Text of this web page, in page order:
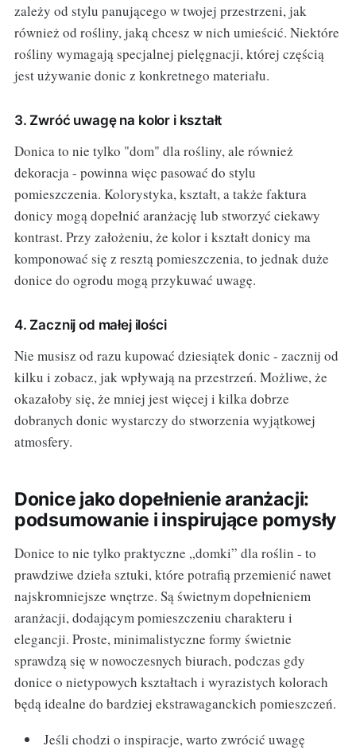
zależy od stylu panującego w twojej przestrzeni, jak
również od rośliny, jaką chcesz w nich umieścić. Niektóre
rośliny wymagają specjalnej pielęgnacji, której częścią
jest używanie donic z konkretnego materiału.
3. Zwróć uwagę na kolor i kształt
Donica to nie tylko "dom" dla rośliny, ale również
dekoracja - powinna więc pasować do stylu
pomieszczenia. Kolorystyka, kształt, a także faktura
donicy mogą dopełnić aranżację lub stworzyć ciekawy
kontrast. Przy założeniu, że kolor i kształt donicy ma
komponować się z resztą pomieszczenia, to jednak duże
donice do ogrodu mogą przykuwać uwagę.
4. Zacznij od małej ilości
Nie musisz od razu kupować dziesiątek donic - zacznij od
kilku i zobacz, jak wpływają na przestrzeń. Możliwe, że
okazałoby się, że mniej jest więcej i kilka dobrze
dobranych donic wystarczy do stworzenia wyjątkowej
atmosfery.
Donice jako dopełnienie aranżacji:
podsumowanie i inspirujące pomysły
Donice to nie tylko praktyczne „domki” dla roślin - to
prawdziwe dzieła sztuki, które potrafią przemienić nawet
najskromniejsze wnętrze. Są świetnym dopełnieniem
aranżacji, dodającym pomieszczeniu charakteru i
elegancji. Proste, minimalistyczne formy świetnie
sprawdzą się w nowoczesnych biurach, podczas gdy
donice o nietypowych kształtach i wyrazistych kolorach
będą idealne do bardziej ekstrawaganckich pomieszczeń.
Jeśli chodzi o inspiracje, warto zwrócić uwagę